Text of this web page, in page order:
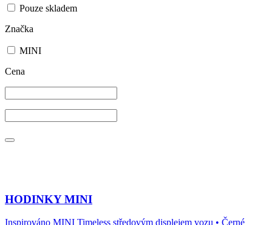
Pouze skladem
Značka
MINI
Cena
HODINKY MINI
Inspirováno MINI Timeless středovým displejem vozu • Černé